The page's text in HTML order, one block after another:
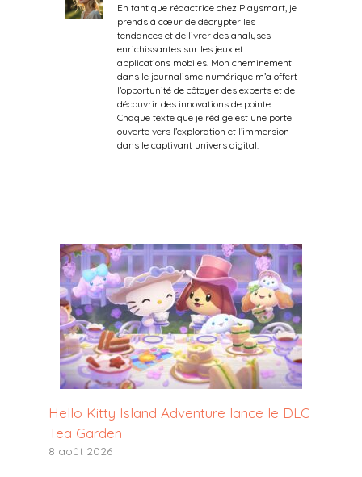
En tant que rédactrice chez Playsmart, je
prends à cœur de décrypter les
tendances et de livrer des analyses
enrichissantes sur les jeux et
applications mobiles. Mon cheminement
dans le journalisme numérique m’a offert
l’opportunité de côtoyer des experts et de
découvrir des innovations de pointe.
Chaque texte que je rédige est une porte
ouverte vers l’exploration et l’immersion
dans le captivant univers digital.
Hello Kitty Island Adventure lance le DLC
Tea Garden
8 août 2026